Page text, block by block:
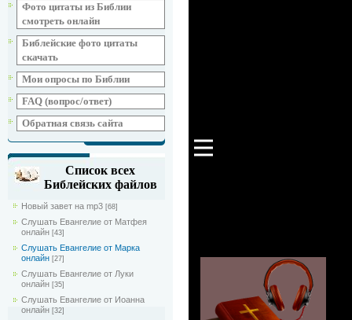
Фото цитаты из Библии
смотреть онлайн
Библейские фото цитаты
скачать
Мои опросы по Библии
FAQ (вопрос/ответ)
Обратная связь сайта
Список всех
Библейских файлов
Новый завет на mp3 [68]
Слушать Евангелие от Матфея
онлайн [43]
Слушать Евангелие от Марка
онлайн [27]
Слушать Евангелие от Луки
онлайн [35]
Слушать Евангелие от Иоанна
онлайн [32]